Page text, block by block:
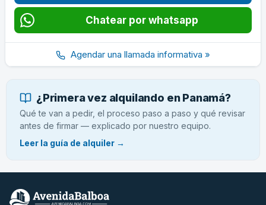
Chatear por whatsapp
Agendar una llamada informativa »
¿Primera vez alquilando en Panamá?
Qué te van a pedir, el proceso paso a paso y qué revisar
antes de firmar — explicado por nuestro equipo.
Leer la guía de alquiler →